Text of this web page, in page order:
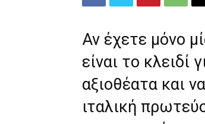
Αν έχετε μόνο
είναι το κλειδί
αξιοθέατα και
ιταλική